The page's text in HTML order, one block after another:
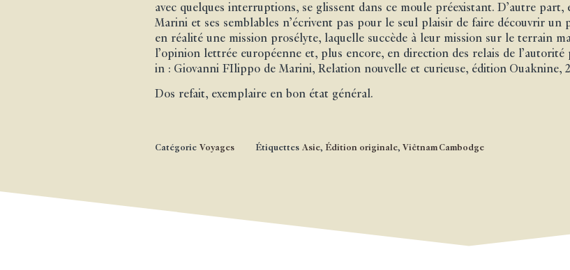
avec quelques interruptions, se glissent dans ce moule préexistant. D’autre
Marini et ses semblables n’écrivent pas pour le seul plaisir de faire découvrir un
en réalité une mission prosélyte, laquelle succède à leur mission sur le terrain
l’opinion lettrée européenne et, plus encore, en direction des relais de
in : Giovanni FIlippo de Marini, Relation nouvelle et curieuse, édition Ouaknine,
Dos refait, exemplaire en bon état général.
Catégorie Voyages Étiquettes Asie, Édition originale, Viêtnam Cambodge